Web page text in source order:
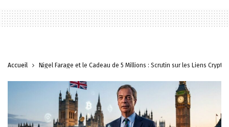
Accueil Nigel Farage et le Cadeau de 5 Millions : Scrutin sur les Liens Crypto